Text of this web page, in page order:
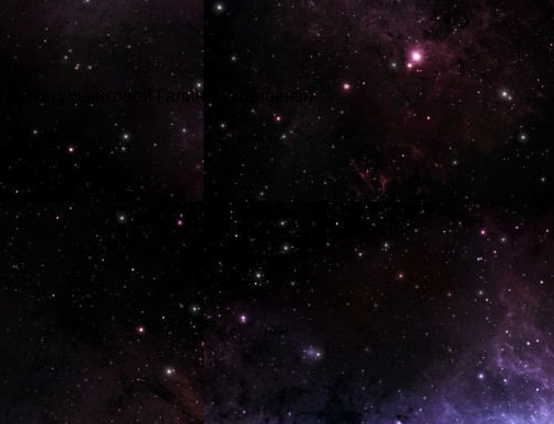
Никульниковой Галины Ивановны)